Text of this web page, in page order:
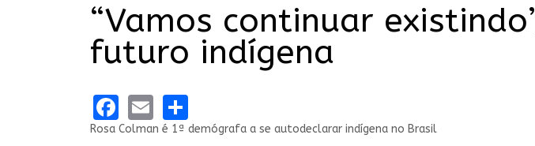
“Vamos continuar
futuro indígena
Facebook
Email
Rosa Colman é 1ª demógrafa a se autodeclarar indígena no Brasil